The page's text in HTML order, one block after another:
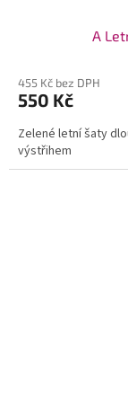
A
455 Kč bez DPH
550 Kč
Zelené letní šaty
výstřihem